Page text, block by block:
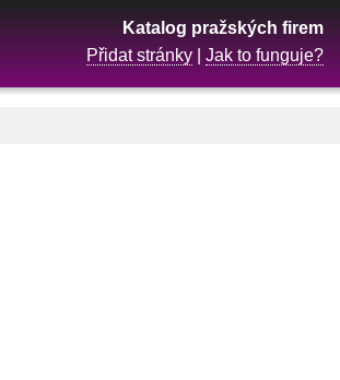
Katalog pražských firem
Přidat stránky
Jak to funguje?